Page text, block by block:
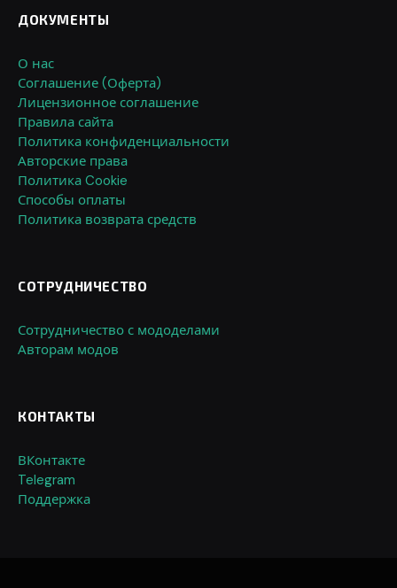
ДОКУМЕНТЫ
О нас
Соглашение (Оферта)
Лицензионное соглашение
Правила сайта
Политика конфиденциальности
Авторские права
Политика Cookie
Способы оплаты
Политика возврата средств
СОТРУДНИЧЕСТВО
Сотрудничество с мододелами
Авторам модов
КОНТАКТЫ
ВКонтакте
Telegram
Поддержка